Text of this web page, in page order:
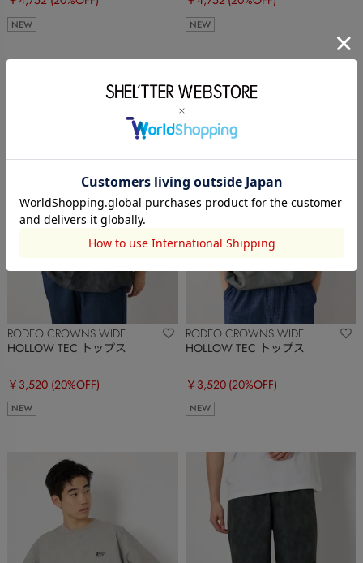
NEW NEW
RODEO CROWNS WIDE
BOWL
HOLLOW TEC トップス
￥3,520 (20%OFF)
NEW
RODEO CROWNS WIDE
BOWL
HOLLOW TEC トップス
￥3,520 (20%OFF)
NEW